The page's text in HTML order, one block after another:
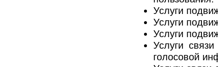
Услуги
Услуги
Услуги
Услуги
голосовой